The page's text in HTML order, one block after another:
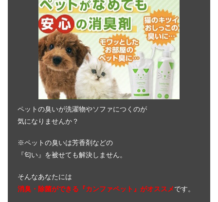
トイプードルのブルーの見分け方！3
つのポイントとは？
トイプードルのオスとメス！どっちを
飼うかの決め手はなに？
トイプードルのマズルの長さは？犬に
よって違いがあるって本当？
ペットの臭いが洗濯物やソファにつくのが
気になりませんか？
※ペットの臭いは芳香剤などの
『匂い』を被せても解決しません。
そんなあなたには
消臭・除菌ができる『カンファペット』がオススメです。